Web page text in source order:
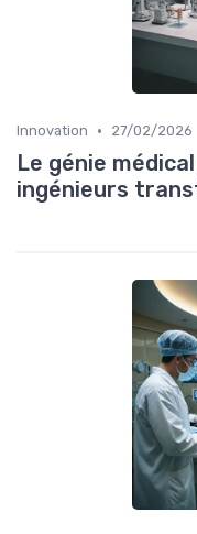
Innovation • 27/02/2026
Le génie
ingénieurs